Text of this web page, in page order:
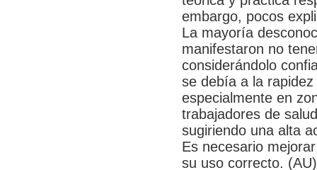
embargo, pocos
La mayoría
manifestaron no
considerándolo
se debía a la
especialmente en
trabajadores de
sugiriendo una alta
Es necesario
su uso correcto.